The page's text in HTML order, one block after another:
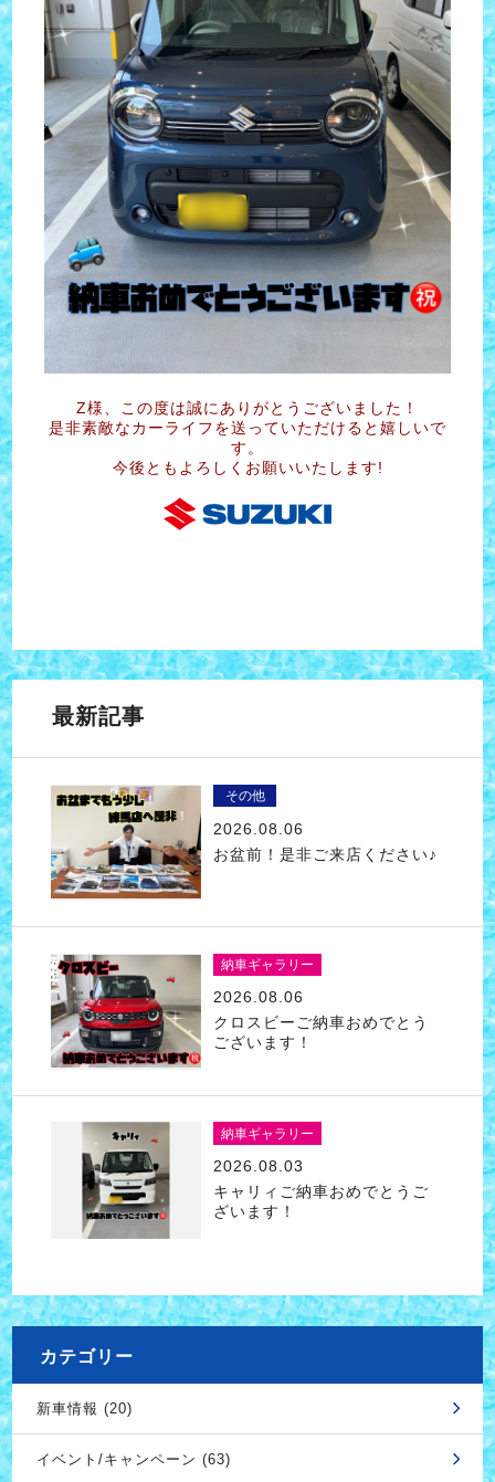
Z様、この度は誠にありがとうございました！
是非素敵なカーライフを送っていただけると嬉しいで
す。
今後ともよろしくお願いいたします!
最新記事
その他
2026.08.06
お盆前！是非ご来店ください♪
納車ギャラリー
2026.08.06
クロスビーご納車おめでとう
ございます！
納車ギャラリー
2026.08.03
キャリィご納車おめでとうご
ざいます！
カテゴリー
新車情報 (20)
イベント/キャンペーン (63)